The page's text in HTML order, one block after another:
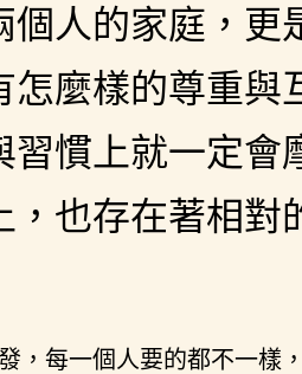
個人的家庭，更
怎麼樣的尊重與
習慣上就一定會
，也存在著相對
，每一個人要的都不一